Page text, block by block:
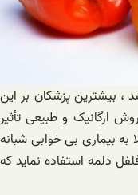
بیشترین پزشکان بر این
ارگانیک و طبیعی تأثیر
به بیماری بی خوابی شبانه
دلمه استفاده نماید که